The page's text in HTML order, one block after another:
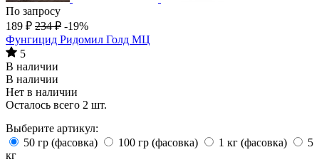
По запросу
189 ₽ 234 ₽ -19%
Фунгицид Ридомил Голд МЦ
5
В наличии
В наличии
Нет в наличии
Осталось всего 2 шт.
Выберите артикул:
50 гр (фасовка)
100 гр (фасовка) 1 кг (фасовка)
5
кг